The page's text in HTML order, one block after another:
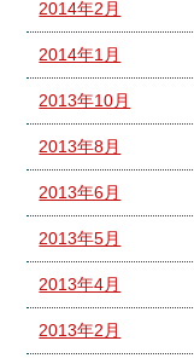
2014年2月
2014年1月
2013年10月
2013年8月
2013年6月
2013年5月
2013年4月
2013年2月